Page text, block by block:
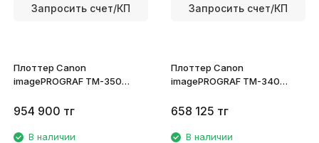
Запросить счет/КП Запросить счет/КП
Плоттер Canon
imagePROGRAF TM-350
954 900 тг
В наличии
Плоттер Canon
imagePROGRAF TM-340
658 125 тг
В наличии